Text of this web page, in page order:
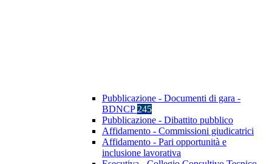
Pubblicazione - Documenti di gara -
BDNCP 245
Pubblicazione - Dibattito pubblico
Affidamento - Commissioni giudicatrici
Affidamento - Pari opportunità e
inclusione lavorativa